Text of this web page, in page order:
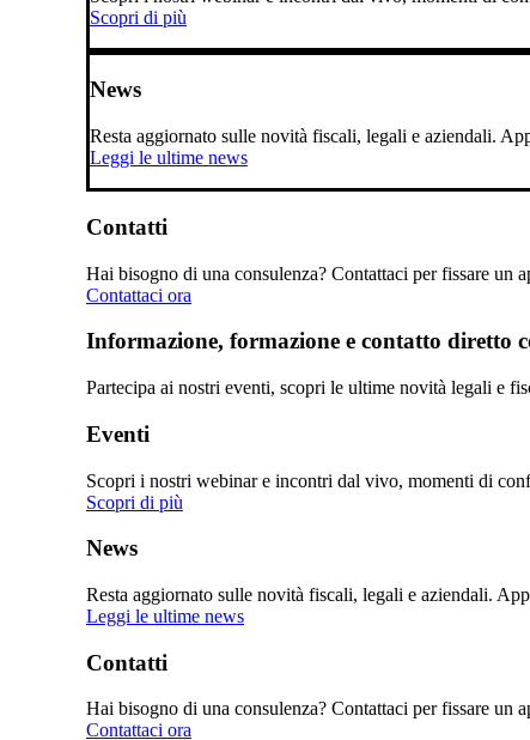
Scopri di più
News
Resta aggiornato sulle novità fiscali, legali e aziendali.
Leggi le ultime news
Contatti
Hai bisogno di una consulenza? Contattaci per fissare
Contattaci ora
Informazione, formazione e contatto diretto
Partecipa ai nostri eventi, scopri le ultime novità legali e
Eventi
Scopri i nostri webinar e incontri dal vivo, momenti di
Scopri di più
News
Resta aggiornato sulle novità fiscali, legali e aziendali.
Leggi le ultime news
Contatti
Hai bisogno di una consulenza? Contattaci per fissare
Contattaci ora